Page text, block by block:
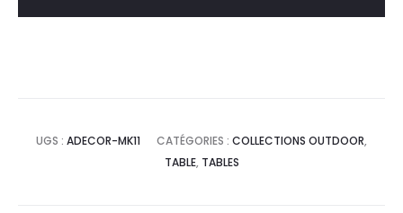
UGS : ADECOR-MK11 CATÉGORIES : COLLECTIONS OUTDOOR,
TABLE, TABLES